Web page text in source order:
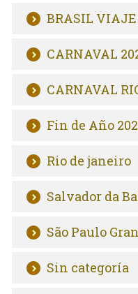
BRASIL VIAJE
CARNAVAL
CARNAVAL
Fin de Año
Rio de janeiro
Salvador da
São Paulo
Sin categoría